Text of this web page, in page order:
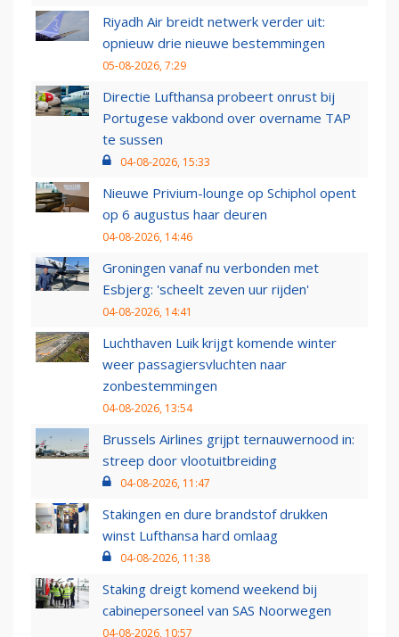
Riyadh Air breidt netwerk verder uit:
opnieuw drie nieuwe bestemmingen
05-08-2026, 7:29
Directie Lufthansa probeert onrust bij
Portugese vakbond over overname TAP
te sussen
04-08-2026, 15:33
Nieuwe Privium-lounge op Schiphol opent
op 6 augustus haar deuren
04-08-2026, 14:46
Groningen vanaf nu verbonden met
Esbjerg: 'scheelt zeven uur rijden'
04-08-2026, 14:41
Luchthaven Luik krijgt komende winter
weer passagiersvluchten naar
zonbestemmingen
04-08-2026, 13:54
Brussels Airlines grijpt ternauwernood in:
streep door vlootuitbreiding
04-08-2026, 11:47
Stakingen en dure brandstof drukken
winst Lufthansa hard omlaag
04-08-2026, 11:38
Staking dreigt komend weekend bij
cabinepersoneel van SAS Noorwegen
04-08-2026, 10:57